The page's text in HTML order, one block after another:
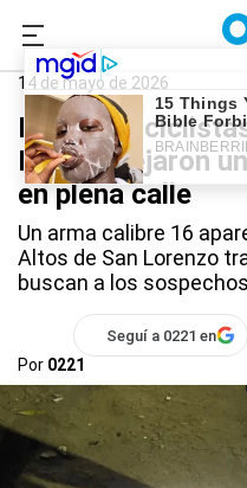
0221.com.ar
14 de mayo de 2026
Dos
Plata y dejaron
en plena calle
Un arma calibre 16
Altos de San Lorenzo
buscan a los
Seguí a 0221 en
Por 0221